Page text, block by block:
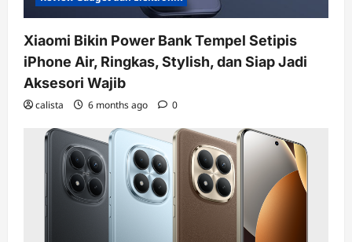
Xiaomi Bikin Power Bank Tempel Setipis
iPhone Air, Ringkas, Stylish, dan Siap Jadi
Aksesori Wajib
calista 6 months ago 0